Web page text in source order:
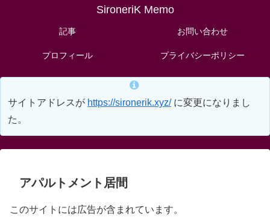
SironeriK Memo
記事 お問い合わせ
プロフィール プライバシーポリシー
サイトアドレスが https://sironerik.xyz/に変更になりまし
た。
アパルトメント居間
このサイトには広告が含まれています。